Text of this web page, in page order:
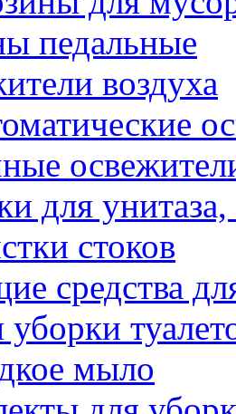
педальные
воздуха
для
стоков
средства
мыло